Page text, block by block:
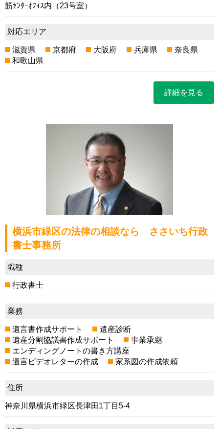
筋ｾﾝﾀｰｵﾌｨｽ内（23号室）
対応エリア
滋賀県 京都府 大阪府 兵庫県
奈良県
和歌山県
詳細を見る
横浜市緑区の法律の相談なら ささいち行政
書士事務所
職種
行政書士
業務
遺言書作成サポート
遺産診断
遺産分割協議書作成サポート
事業承継
エンディングノートの書き方講座
遺言ビデオレターの作成
家系図の作成依頼
住所
神奈川県横浜市緑区長津田1丁目5-4